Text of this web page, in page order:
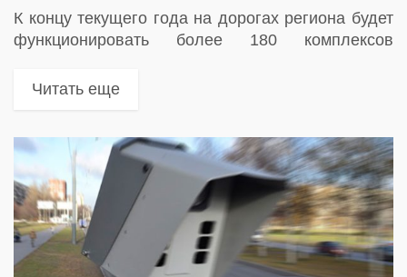
К концу текущего года на дорогах региона будет
функционировать более 180 комплексов
Читать еще